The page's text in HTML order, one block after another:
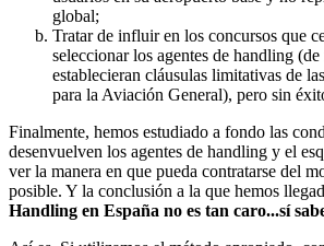
global;
Tratar de influir en los concursos que
seleccionar los agentes de handling
establecieran cláusulas limitativas de
para la Aviación General), pero sin
Finalmente, hemos estudiado a fondo las
desenvuelven los agentes de handling y el
ver la manera en que pueda contratarse del
posible. Y la conclusión a la que hemos
Handling en España no es tan caro...sí